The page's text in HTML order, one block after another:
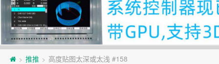
> 推推 > 高度贴图太深或太浅 #158